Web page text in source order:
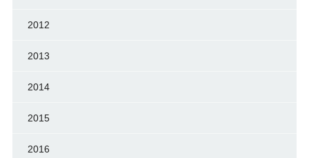
2012
2013
2014
2015
2016